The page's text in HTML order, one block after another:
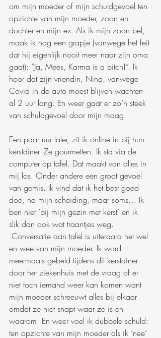
om mijn moeder of mijn schuldgevoel ten
opzichte van mijn moeder, zoon en
dochter en mijn ex. Als ik mijn zoon bel,
maak ik nog een grapje (vanwege het feit
dat hij eigenlijk nooit meer naar zijn oma
gaat): “Ja, Mees, Karma is a bitch!”. Ik
hoor dat zijn vriendin, Nina, vanwege
Covid in de auto moest blijven wachten
al 2 uur lang. En weer gaat er zo’n steek
van schuldgevoel door mijn maag.
Een paar uur later, zit ik online in bij hun
kerstdiner. Ze gourmetten. Ik sta via de
computer op tafel. Dat maakt van alles in
mij los. Onder andere een groot gevoel
van gemis. Ik vind dat ik het best goed
doe, na mijn scheiding, maar soms… Ik
ben niet ‘bij mijn gezin met kerst’ en ik
slik dan ook wat traantjes weg.
Conversatie aan tafel is uiteraard het wel
en wee van mijn moeder. Ik word
meermaals gebeld tijdens dit kerstdiner
door het ziekenhuis met de vraag of er
niet toch iemand weer kan komen want
mijn moeder schreeuwt alles bij elkaar
omdat ze niet snapt waar ze is en
waarom. En weer voel ik dubbele schuld:
ten opzichte van mijn moeder als ik ‘nee’